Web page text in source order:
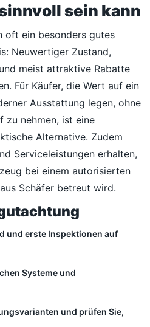
sein kann
oft ein besonders gutes
Neuwertiger Zustand,
meist attraktive Rabatte
Für Käufer, die Wert auf ein
Ausstattung legen, ohne
zu nehmen, ist eine
Alternative. Zudem
Serviceleistungen erhalten,
bei einem autorisierten
Schäfer betreut wird.
und erste Inspektionen auf
Systeme und
und prüfen Sie,